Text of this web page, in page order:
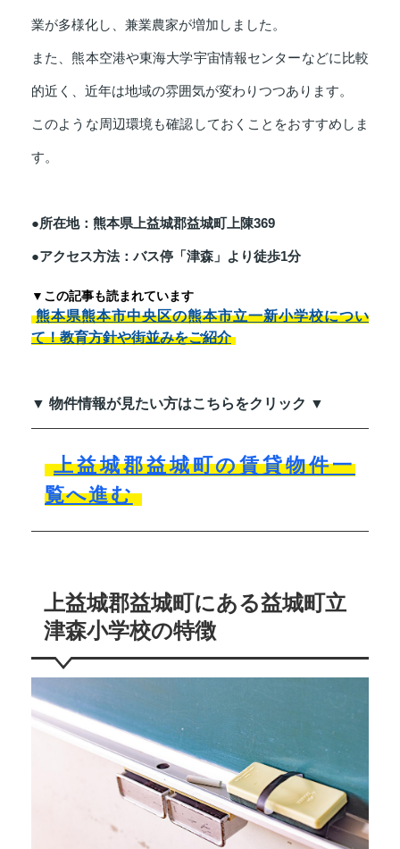
業が多様化し、兼業農家が増加しました。
また、熊本空港や東海大学宇宙情報センターなどに比較
的近く、近年は地域の雰囲気が変わりつつあります。
このような周辺環境も確認しておくことをおすすめしま
す。
●所在地：熊本県上益城郡益城町上陳369
●アクセス方法：バス停「津森」より徒歩1分
▼この記事も読まれています
熊本県熊本市中央区の熊本市立一新小学校につい
て！教育方針や街並みをご紹介
▼ 物件情報が見たい方はこちらをクリック ▼
上益城郡益城町の賃貸物件一
覧へ進む
上益城郡益城町にある益城町立
津森小学校の特徴